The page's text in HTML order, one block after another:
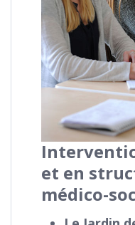
et en
médico-